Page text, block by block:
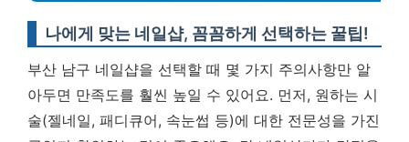
나에게 맞는 네일샵, 꼼꼼하게 선택하는 꿀팁!
부산 남구 네일샵을 선택할 때 몇 가지 주의사항만 알
아두면 만족도를 훨씬 높일 수 있어요. 먼저, 원하는 시
술(젤네일, 패디큐어, 속눈썹 등)에 대한 전문성을 가진